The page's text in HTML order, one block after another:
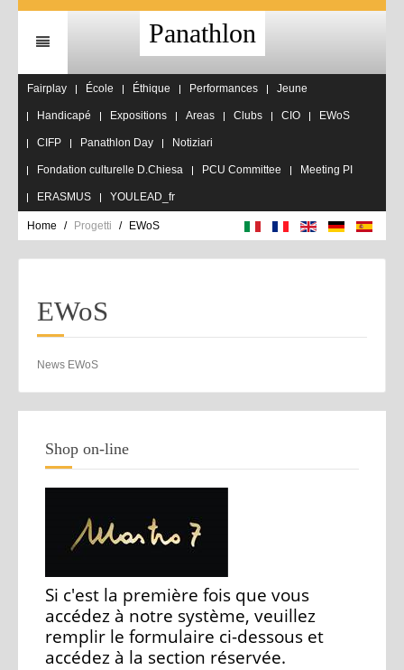
Panathlon
Fairplay École Éthique Performances Jeune
Handicapé Expositions Areas Clubs CIO EWoS
CIFP Panathlon Day Notiziari
Fondation culturelle D.Chiesa PCU Committee Meeting PI
ERASMUS YOULEAD_fr
Home Progetti EWoS
EWoS
News EWoS
Shop on-line
Si c'est la première fois que vous
accédez à notre système, veuillez
remplir le formulaire ci-dessous et
accédez à la section réservée.